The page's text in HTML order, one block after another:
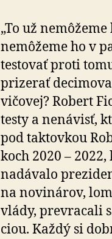
„To už
nemôžeme ho v
testo­vať proti
pri­ze­rať
vi­čo­vej? Robert
testy a ne­ná­visť,
pod tak­tov­kou
koch 2020 –
na­dá­va­lo
na no­vi­ná­rov,
vlády, prevra­cali
ciou. Každý si